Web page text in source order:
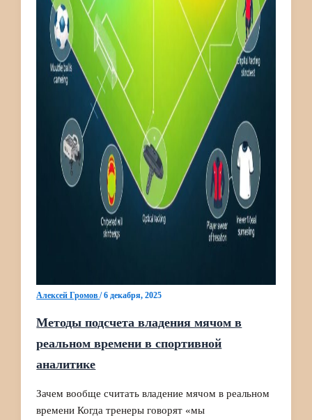
Алексей Громов/6 декабря, 2025
Методы подсчета владения мячом в
реальном времени в спортивной
аналитике
Зачем вообще считать владение мячом в реальном
времени Когда тренеры говорят «мы